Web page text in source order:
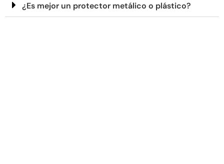
¿Es mejor un protector metálico o plástico?